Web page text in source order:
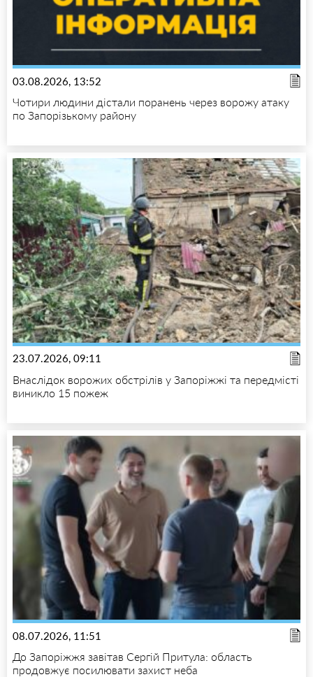
03.08.2026, 13:52
Чотири людини дістали поранень через ворожу атаку
по Запорізькому району
23.07.2026, 09:11
Внаслідок ворожих обстрілів у Запоріжжі та передмісті
виникло 15 пожеж
08.07.2026, 11:51
До Запоріжжя завітав Сергій Притула: область
продовжує посилювати захист неба